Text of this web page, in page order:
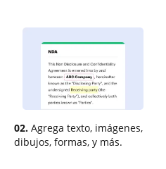
02. Agrega texto, imágenes,
dibujos, formas, y más.